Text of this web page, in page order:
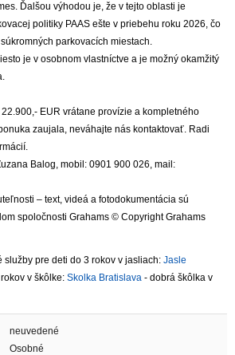
Ďalšou výhodou je, že v tejto oblasti je
politiky PAAS ešte v priebehu roku 2026, čo
parkovacích miestach.
je v osobnom vlastníctve a je možný okamžitý
EUR vrátane provízie a kompletného
zaujala, neváhajte nás kontaktovať. Radi
Balog, mobil: 0901 900 026, mail:
– text, videá a fotodokumentácia sú
spoločnosti Grahams © Copyright Grahams
služby pre deti do 3 rokov v jasliach: Jasle
v škôlke: Skolka Bratislava - dobrá škôlka v
neuvedené
Osobné